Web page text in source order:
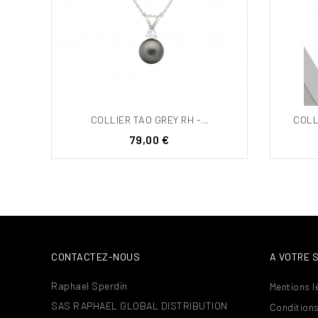
COLLIER TAO GREY RH -...
Prix
79,00 €
CONTACTEZ-NOUS
Raphael Sperdin
SAS RAPHAEL GLOBAL DISTRIBUTION
A VOTRE
Mentions